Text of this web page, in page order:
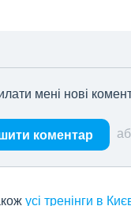
мені нові
коментар
усі тренінги в